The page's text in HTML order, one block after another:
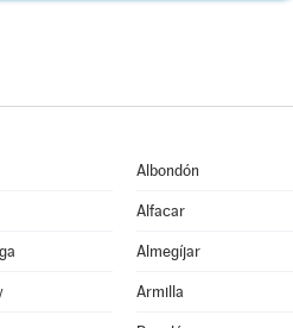
Albondón
Alfacar
Almegíjar
Armilla